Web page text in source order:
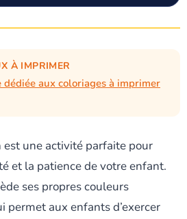
À IMPRIMER
dédiée aux coloriages à imprimer
est une activité parfaite pour
et la patience de votre enfant.
ses propres couleurs
permet aux enfants d’exercer